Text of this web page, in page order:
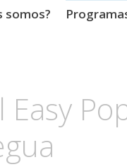
somos?
Easy